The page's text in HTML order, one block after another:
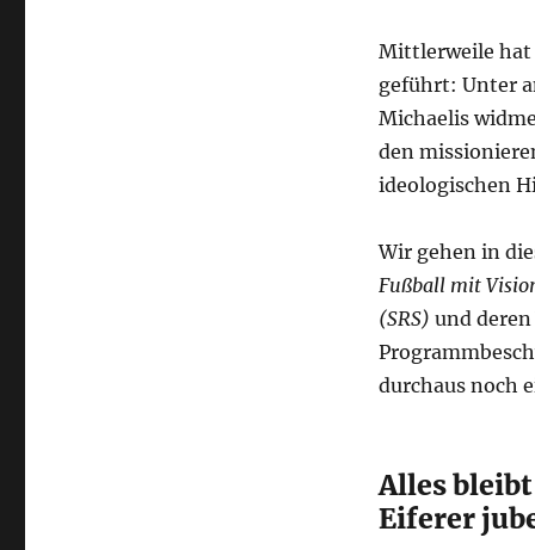
Mittlerweile hat
geführt: Unter
Michaelis
den
ideologischen
Wir gehen in
Fußball mit
(SRS) und
durchaus noch
Alles
Eiferer